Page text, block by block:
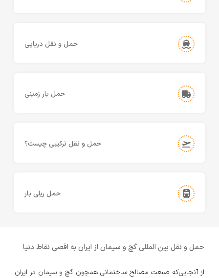
حمل و نقل دریایی
حمل بار زمینی
حمل و نقل ترکیبی چیست؟
حمل ریلی بار
حمل و نقل بین المللی گچ و سیمان از ایران به اقصی نقاط دنیا
از آنجایی‌که صنعت مصالح ساختمانی همچون گچ و سیمان در ایران